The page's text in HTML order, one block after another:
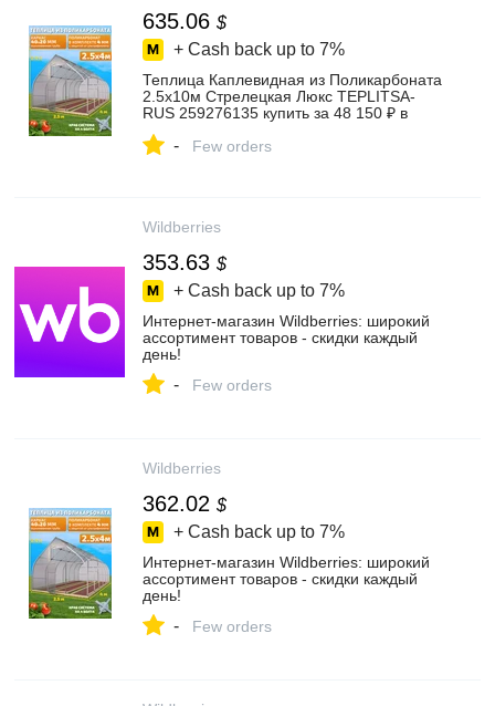
635.06 $
+ Cash back up to 7%
Теплица Каплевидная из Поликарбоната
2.5х10м Стрелецкая Люкс TEPLITSA-
RUS 259276135 купить за 48 150 ₽ в
- Few orders
Wildberries
353.63 $
+ Cash back up to 7%
Интернет‑магазин Wildberries: широкий
ассортимент товаров - скидки каждый
день!
- Few orders
Wildberries
362.02 $
+ Cash back up to 7%
Интернет‑магазин Wildberries: широкий
ассортимент товаров - скидки каждый
день!
- Few orders